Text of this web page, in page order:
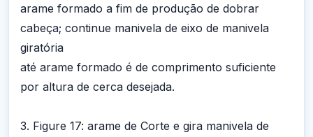
arame formado a fim de produção de dobrar
cabeça; continue manivela de eixo de manivela
giratória
até arame formado é de comprimento suficiente
por altura de cerca desejada.
3. Figure 17: arame de Corte e gira manivela de